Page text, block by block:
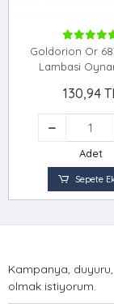
Goldorion Or
Lambasi
130,94
Adet
Sepete
Kampanya,
olmak istiyorum.